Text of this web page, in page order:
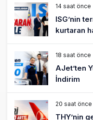
14 saat önce
ISG’nin
kurtaran
18 saat önce
AJet’ten
İndirim
20 saat önce
THY’nin